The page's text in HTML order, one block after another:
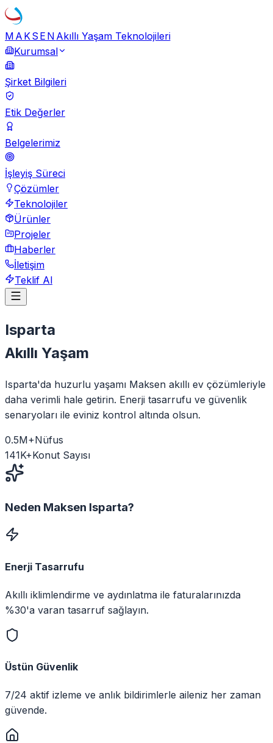
MAKSEN Akıllı Yaşam Teknolojileri
Kurumsal
Şirket Bilgileri
Etik Değerler
Belgelerimiz
İşleyiş Süreci
Çözümler
Teknolojiler
Ürünler
Projeler
Haberler
İletişim
Teklif Al
Isparta
Akıllı Yaşam
Isparta'da huzurlu yaşamı Maksen akıllı ev çözümleriyle
daha verimli hale getirin. Enerji tasarrufu ve güvenlik
senaryoları ile eviniz kontrol altında olsun.
0.5M+Nüfus
141K+Konut Sayısı
Neden Maksen Isparta?
Enerji Tasarrufu
Akıllı iklimlendirme ve aydınlatma ile faturalarınızda
%30'a varan tasarruf sağlayın.
Üstün Güvenlik
7/24 aktif izleme ve anlık bildirimlerle aileniz her zaman
güvende.